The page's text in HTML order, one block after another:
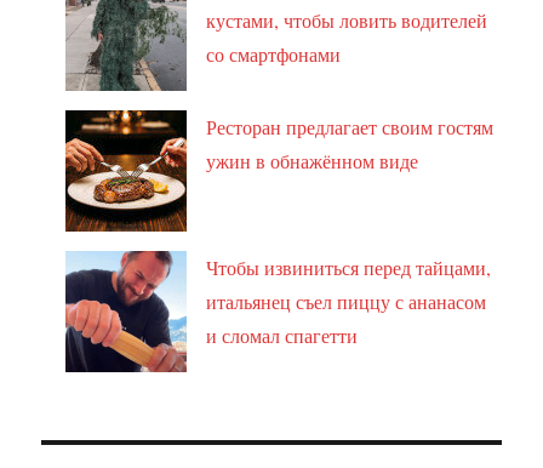
кустами, чтобы ловить водителей
со смартфонами
Ресторан предлагает своим гостям
ужин в обнажённом виде
Чтобы извиниться перед тайцами,
итальянец съел пиццу с ананасом
и сломал спагетти